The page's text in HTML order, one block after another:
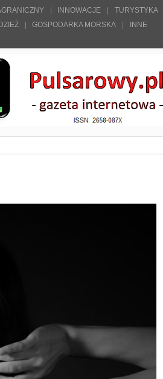
INNOWACJE
TURYSTYKA
GOSPODARKA MORSKA
INNE